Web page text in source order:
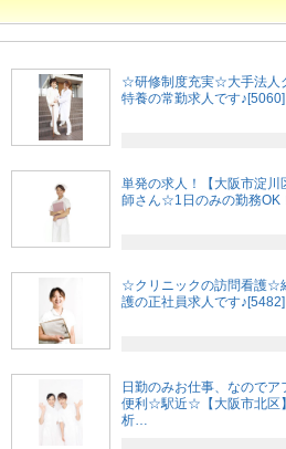
☆研修制度充実☆大手法人
特養の常勤求人です♪[5060]
単発の求人！【大阪市淀
師さん☆1日のみの勤務OK
☆クリニックの訪問看護☆
護の正社員求人です♪[5482]
日勤のみお仕事、なので
便利☆駅近☆【大阪市北区
析…